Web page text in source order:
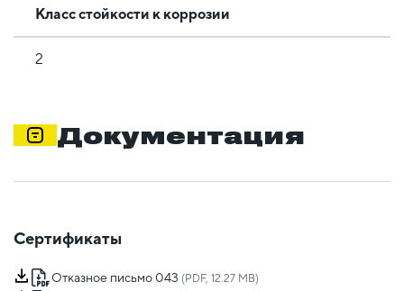
Класс стойкости к коррозии
2
Документация
Сертификаты
Отказное письмо 043 (PDF, 12.27 MB)